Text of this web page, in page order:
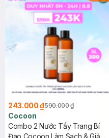
243.000 ₫590.000 ₫
Cocoon
Combo 2 Nước Tẩy Trang Bí
Đao Cocoon Làm Sạch & Giảm